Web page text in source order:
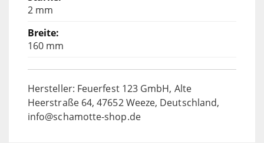
2 mm
160 mm
Hersteller: Feuerfest 123 GmbH, Alte
Heerstraße 64, 47652 Weeze, Deutschland,
info@schamotte-shop.de